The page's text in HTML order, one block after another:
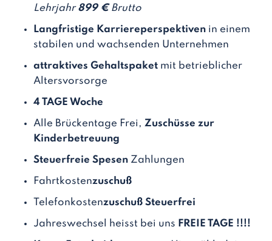
Lehrjahr899 €Brutto
Langfristige Karriereperspektiven in einem
stabilen und wachsenden Unternehmen
attraktives Gehaltspaket mit betrieblicher
Altersvorsorge
4 TAGE Woche
Alle Brückentage Frei, Zuschüsse zur
Kinderbetreuung
Steuerfreie Spesen Zahlungen
Fahrtkostenzuschuß
Telefonkostenzuschuß Steuerfrei
Jahreswechsel heisst bei uns FREIE TAGE !!!!